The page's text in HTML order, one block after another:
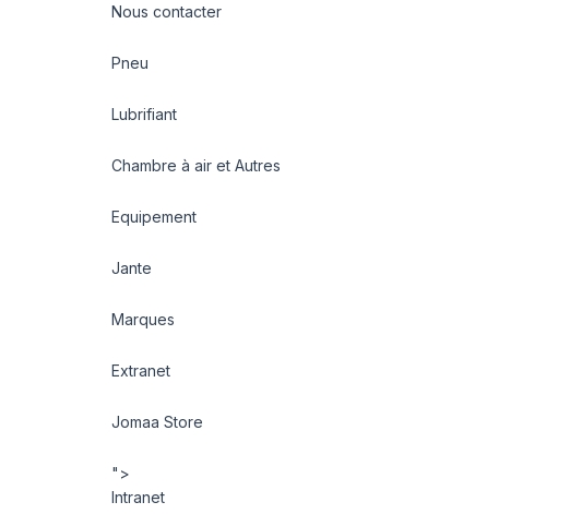
Nous contacter
Pneu
Lubrifiant
Chambre à air et Autres
Equipement
Jante
Marques
Extranet
Jomaa Store
">
Intranet